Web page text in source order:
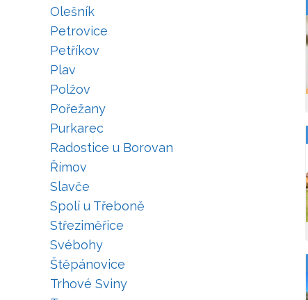
Olešník
Petrovice
Petříkov
Plav
Polžov
Pořežany
Purkarec
Radostice u Borovan
Římov
Slavče
Spolí u Třeboně
Střeziměřice
Svébohy
Štěpánovice
Trhové Sviny